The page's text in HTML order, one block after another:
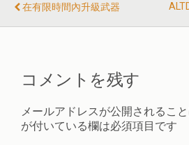
在有限時間內升級武器
コメントを残す
メールアドレスが公開されること
が付いている欄は必須項目です